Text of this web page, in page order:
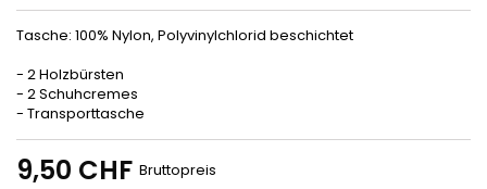
Tasche: 100% Nylon, Polyvinylchlorid beschichtet
- 2 Holzbürsten
- 2 Schuhcremes
- Transporttasche
9,50 CHF Bruttopreis